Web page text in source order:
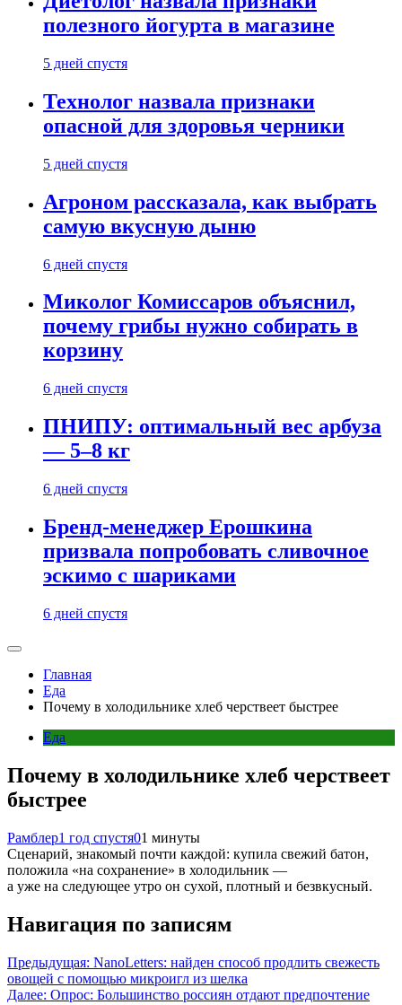
полезного йогурта в магазине
5 дней спустя
Технолог назвала признаки
опасной для здоровья черники
5 дней спустя
Агроном рассказала, как выбрать
самую вкусную дыню
6 дней спустя
Миколог Комиссаров объяснил,
почему грибы нужно собирать в
корзину
6 дней спустя
ПНИПУ: оптимальный вес арбуза
— 5–8 кг
6 дней спустя
Бренд-менеджер Ерошкина
призвала попробовать сливочное
эскимо с шариками
6 дней спустя
Главная
Еда
Почему в холодильнике хлеб черствеет быстрее
Еда
Почему в холодильнике хлеб черствеет
быстрее
Рамблер1 год спустя01 минуты
Сценарий, знакомый почти каждой: купила свежий батон,
положила «на сохранение» в холодильник —
а уже на следующее утро он сухой, плотный и безвкусный.
Навигация по записям
Предыдущая: NanoLetters: найден способ продлить свежесть
овощей с помощью микроигл из шелка
Далее: Опрос: Большинство россиян отдают предпочтение